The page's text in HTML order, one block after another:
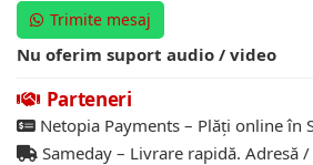
Trimite mesaj
Nu oferim suport audio / video
Parteneri
Netopia Payments – Plăți online în
Sameday – Livrare rapidă. Adresă /